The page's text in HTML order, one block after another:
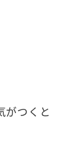
がつくと